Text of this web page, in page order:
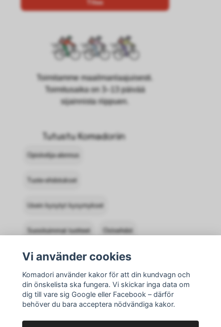
Toimitamme maailmanlaajuisesti.
Toimitusaika on 3–13 päivää
sijainnista riippuen.
Tutustu Komadoriin
Opiskelija-alennus
Tuote-ehdotukset
Usein kysytyt kysymykset
Suosituimmat tuotteet Ostoehdot
Ota yhteyttä Komadoriin
Kirjaudu sisään Palautukset
Vi använder cookies
Komadori använder kakor för att din kundvagn och
din önskelista ska fungera. Vi skickar inga data om
dig till vare sig Google eller Facebook – därför
behöver du bara acceptera nödvändiga kakor.